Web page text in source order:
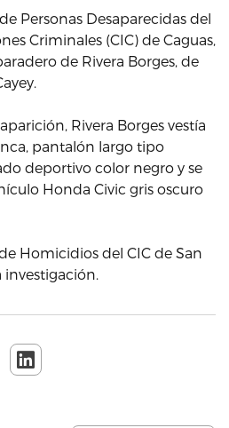
Personas Desaparecidas del
Criminales (CIC) de Caguas,
de Rivera Borges, de
Rivera Borges vestía
pantalón largo tipo
deportivo color negro y se
Honda Civic gris oscuro
Homicidios del CIC de San